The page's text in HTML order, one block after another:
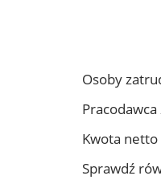
Osoby
Kwota
Sprawdź